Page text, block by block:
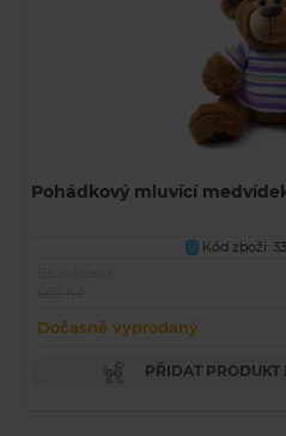
Pohádkový mluvící
U Kód zboží:
Dočasně vyprodaný
PŘIDAT